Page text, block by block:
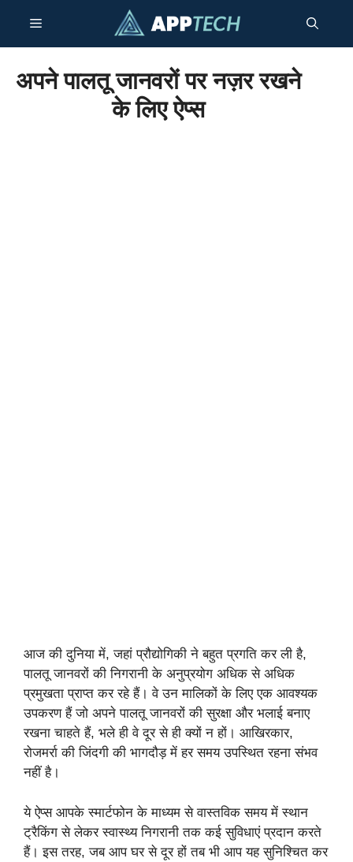
जाएं
मेनू
अपने पालतू जानवरों पर नज़र रखने
के लिए ऐप्स
आज की दुनिया में, जहां प्रौद्योगिकी ने बहुत प्रगति कर ली है,
पालतू जानवरों की निगरानी के अनुप्रयोग अधिक से अधिक
प्रमुखता प्राप्त कर रहे हैं। वे उन मालिकों के लिए एक आवश्यक
उपकरण हैं जो अपने पालतू जानवरों की सुरक्षा और भलाई बनाए
रखना चाहते हैं, भले ही वे दूर से ही क्यों न हों। आखिरकार,
रोजमर्रा की जिंदगी की भागदौड़ में हर समय उपस्थित रहना संभव
नहीं है।
ये ऐप्स आपके स्मार्टफोन के माध्यम से वास्तविक समय में स्थान
ट्रैकिंग से लेकर स्वास्थ्य निगरानी तक कई सुविधाएं प्रदान करते
हैं। इस तरह, जब आप घर से दूर हों तब भी आप यह सुनिश्चित कर